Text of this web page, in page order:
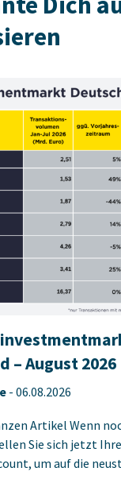
– August 2026
- 06.08.2026
Artikel Wenn
Sie sich jetzt
um auf die